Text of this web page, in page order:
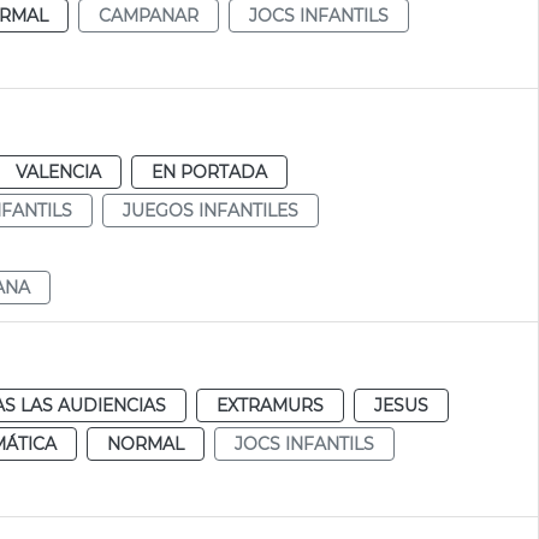
CAMPANAR JOCS INFANTILS
VALENCIA
EN PORTADA
JUEGOS INFANTILES
LAS AUDIENCIAS EXTRAMURS
JESUS
NORMAL JOCS INFANTILS